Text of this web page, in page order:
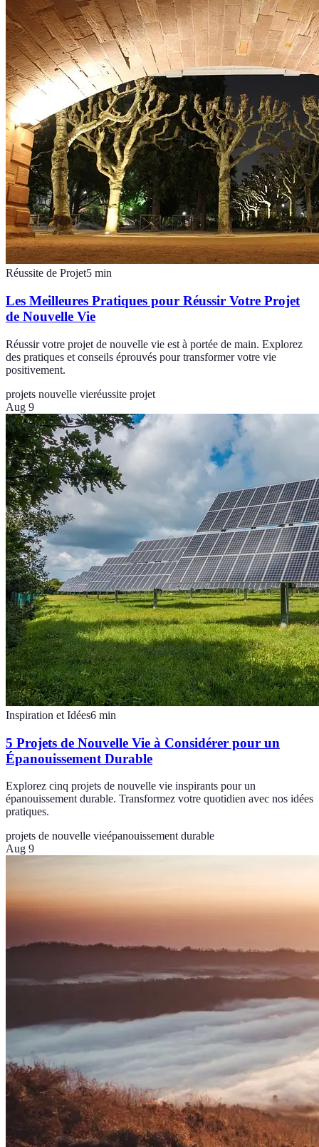
Réussite de Projet5 min
Les Meilleures Pratiques pour Réussir Votre Projet
de Nouvelle Vie
Réussir votre projet de nouvelle vie est à portée de main. Explorez
des pratiques et conseils éprouvés pour transformer votre vie
positivement.
projets nouvelle vieréussite projet
Aug 9
Inspiration et Idées6 min
5 Projets de Nouvelle Vie à Considérer pour un
Épanouissement Durable
Explorez cinq projets de nouvelle vie inspirants pour un
épanouissement durable. Transformez votre quotidien avec nos idées
pratiques.
projets de nouvelle vieépanouissement durable
Aug 9